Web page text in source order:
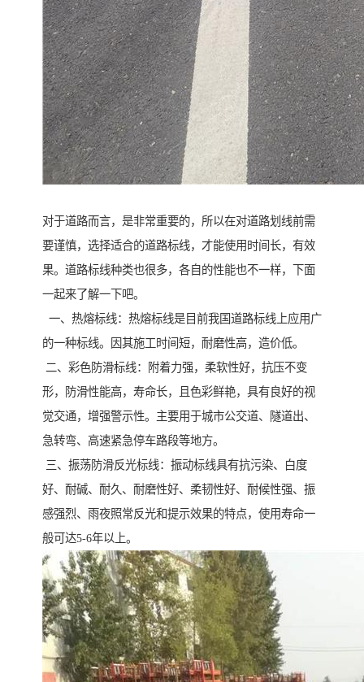
对于道路而言，是非常重要的，所以在对道路划线前需
要谨慎，选择适合的道路标线，才能使用时间长，有效
果。道路标线种类也很多，各自的性能也不一样，下面
一起来了解一下吧。
一、热熔标线：热熔标线是目前我国道路标线上应用广
的一种标线。因其施工时间短，耐磨性高，造价低。
二、彩色防滑标线：附着力强，柔软性好，抗压不变
形，防滑性能高，寿命长，且色彩鲜艳，具有良好的视
觉交通，增强警示性。主要用于城市公交道、隧道出、
急转弯、高速紧急停车路段等地方。
三、振荡防滑反光标线：振动标线具有抗污染、白度
好、耐碱、耐久、耐磨性好、柔韧性好、耐候性强、振
感强烈、雨夜照常反光和提示效果的特点，使用寿命一
般可达5-6年以上。